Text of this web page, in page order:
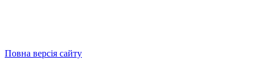
Повна версія сайту